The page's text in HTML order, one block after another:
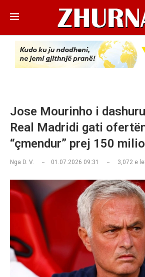
Jose Mourinho i
Real Madridi gati
“çmendur” prej 150
Nga D. V. 01.07.2026 09:31 3,072 e